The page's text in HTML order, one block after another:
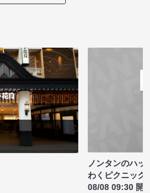
ノンタンのハッ
わくピクニック
08/08 09:30 開